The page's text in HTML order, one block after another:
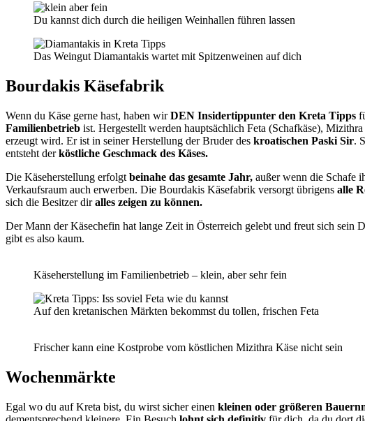
Du kannst dich durch die heiligen Weinhallen führen lassen
Das Weingut Diamantakis wartet mit Spitzenweinen auf dich
Bourdakis Käsefabrik
Wenn du Käse gerne hast, haben wirDEN Insidertippunter den Kreta Tipps
Familienbetrieb ist. Hergestellt werden hauptsächlich Feta (Schafkäse),
erzeugt wird. Er ist in seiner Herstellung der Bruder des kroatischen Paski Sir.
entsteht derköstliche Geschmack des Käses.
Die Käseherstellung erfolgt beinahe das gesamte Jahr, außer wenn die Schafe
Verkaufsraum auch erwerben. Die Bourdakis Käsefabrik versorgt übrigens alle
sich die Besitzer diralles zeigen zu können.
Der Mann der Käsechefin hat lange Zeit in Österreich gelebt und freut sich sein
gibt es also kaum.
Käseherstellung im Familienbetrieb – klein, aber sehr fein
Auf den kretanischen Märkten bekommst du tollen, frischen Feta
Frischer kann eine Kostprobe vom köstlichen Mizithra Käse nicht sein
Wochenmärkte
Egal wo du auf Kreta bist, du wirst sicher einen kleinen oder größeren